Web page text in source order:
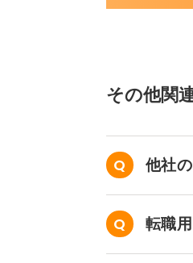
その他関
他社
転職